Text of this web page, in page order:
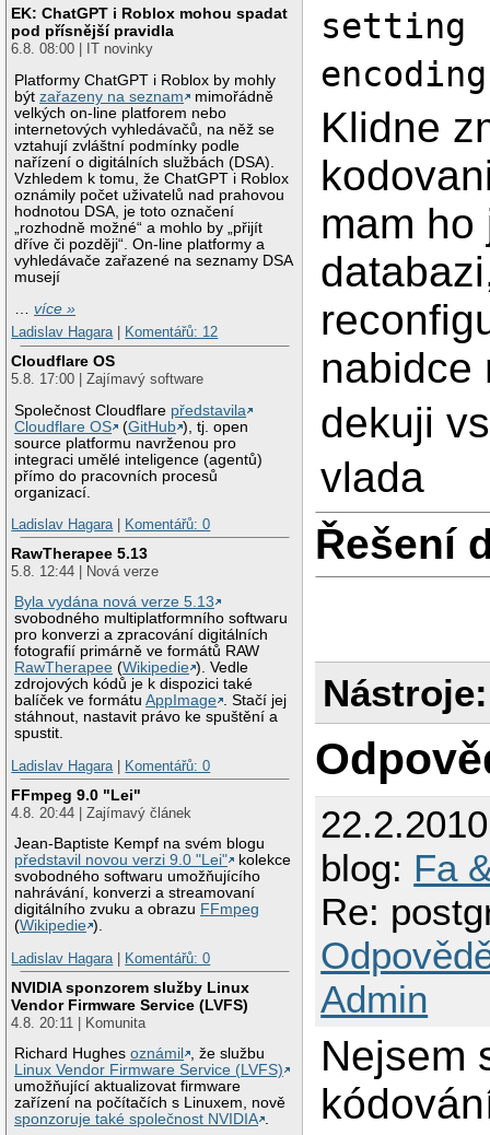
EK: ChatGPT i Roblox mohou spadat
pod přísnější pravidla
6.8. 08:00 | IT novinky
Platformy ChatGPT i Roblox by mohly
býtzařazeny na seznam
mimořádně
velkých on-line platforem nebo
internetových vyhledávačů, na něž se
vztahují zvláštní podmínky podle
nařízení o digitálních službách (DSA).
Vzhledem k tomu, že ChatGPT i Roblox
oznámily počet uživatelů nad prahovou
hodnotou DSA, je toto označení
„rozhodně možné“ a mohlo by „přijít
dříve či později“. On-line platformy a
vyhledávače zařazené na seznamy DSA
musejí
…více »
Ladislav Hagara| Komentářů: 12
Cloudflare OS
5.8. 17:00 | Zajímavý software
Společnost Cloudflare představila
Cloudflare OS
(GitHub ), tj. open
source platformu navrženou pro
integraci umělé inteligence (agentů)
přímo do pracovních procesů
organizací.
Ladislav Hagara| Komentářů: 0
RawTherapee 5.13
5.8. 12:44 | Nová verze
Byla vydána nová verze 5.13
svobodného multiplatformního softwaru
pro konverzi a zpracování digitálních
fotografií primárně ve formátů RAW
RawTherapee (Wikipedie ). Vedle
zdrojových kódů je k dispozici také
balíček ve formátuAppImage . Stačí jej
stáhnout, nastavit právo ke spuštění a
spustit.
Ladislav Hagara| Komentářů: 0
FFmpeg 9.0 "Lei"
4.8. 20:44 | Zajímavý článek
Jean-Baptiste Kempf na svém blogu
představil novou verzi 9.0 "Lei"
kolekce
svobodného softwaru umožňujícího
nahrávání, konverzi a streamovaní
digitálního zvuku a obrazu FFmpeg
(Wikipedie ).
Ladislav Hagara| Komentářů: 0
NVIDIA sponzorem služby Linux
Vendor Firmware Service (LVFS)
4.8. 20:11 | Komunita
Richard Hughesoznámil
, že službu
Linux Vendor Firmware Service (LVFS)
umožňující aktualizovat firmware
zařízení na počítačích s Linuxem, nově
sponzoruje také společnost NVIDIA .
setting
Klidne
mam ho
nabidce
dekuji
vlada
Řešení
Nástroje:
blog: Fa
Re:
Admin
Nejsem